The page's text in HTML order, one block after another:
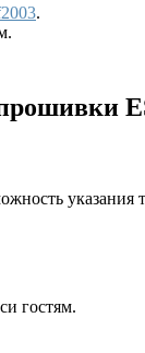
.
гостям.